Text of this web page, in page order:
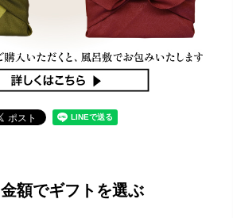
金額でギフトを選ぶ